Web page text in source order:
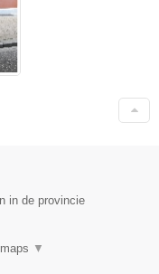
in de provincie
▼